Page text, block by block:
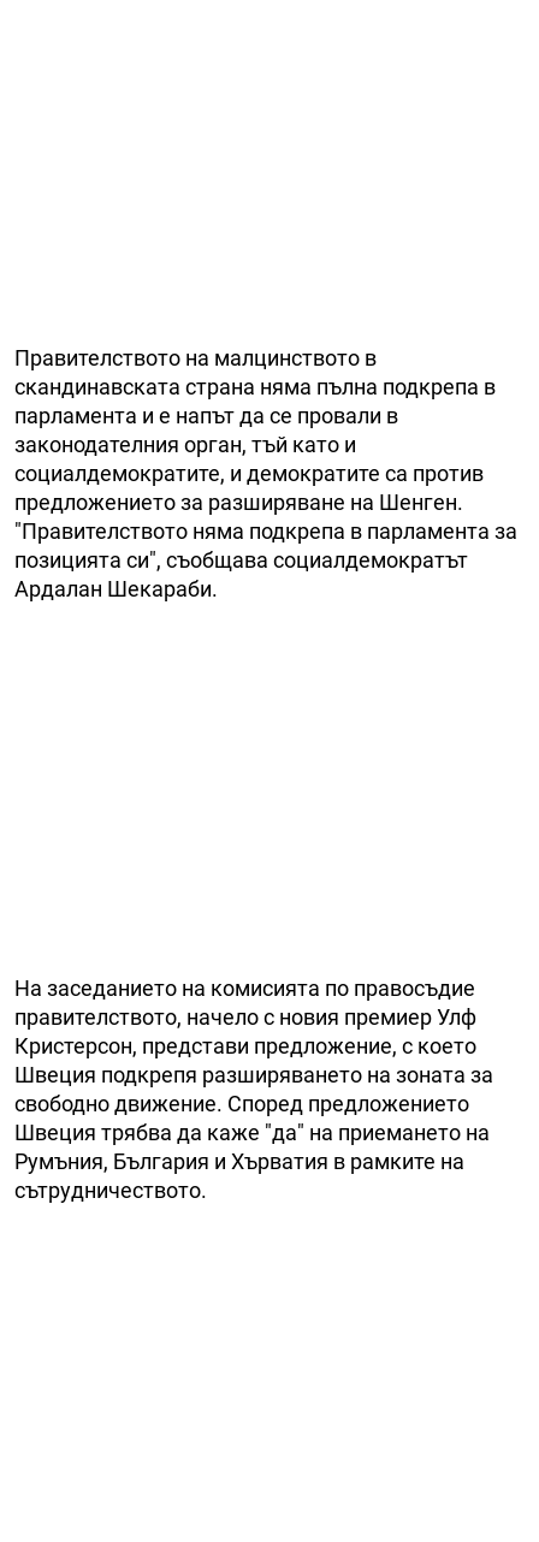
Правителството на малцинството в
скандинавската страна няма пълна подкрепа в
парламента и е напът да се провали в
законодателния орган, тъй като и
социалдемократите, и демократите са против
предложението за разширяване на Шенген.
"Правителството няма подкрепа в парламента за
позицията си", съобщава социалдемократът
Ардалан Шекараби.
На заседанието на комисията по правосъдие
правителството, начело с новия премиер Улф
Кристерсон, представи предложение, с което
Швеция подкрепя разширяването на зоната за
свободно движение. Според предложението
Швеция трябва да каже "да" на приемането на
Румъния, България и Хърватия в рамките на
сътрудничеството.